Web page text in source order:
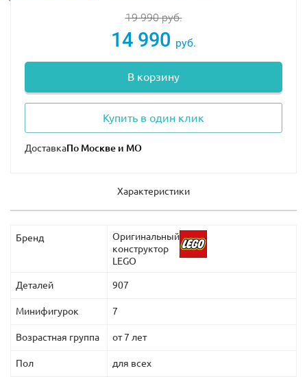
19 990руб.
14 990 руб.
В корзину
Купить в один клик
Доставка
Характеристики
Бренд
Оригинальный
конструктор
LEGO
Деталей 907
Минифигурок 7
Возрастная группа от 7 лет
Пол для всех